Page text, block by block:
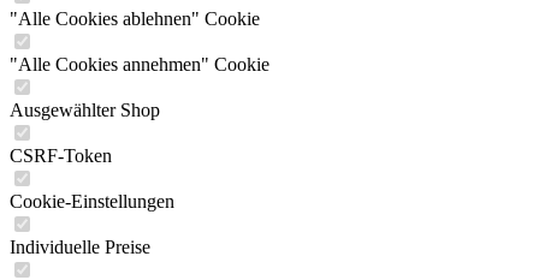
"Alle Cookies ablehnen" Cookie
"Alle Cookies annehmen" Cookie
Ausgewählter Shop
CSRF-Token
Cookie-Einstellungen
Individuelle Preise